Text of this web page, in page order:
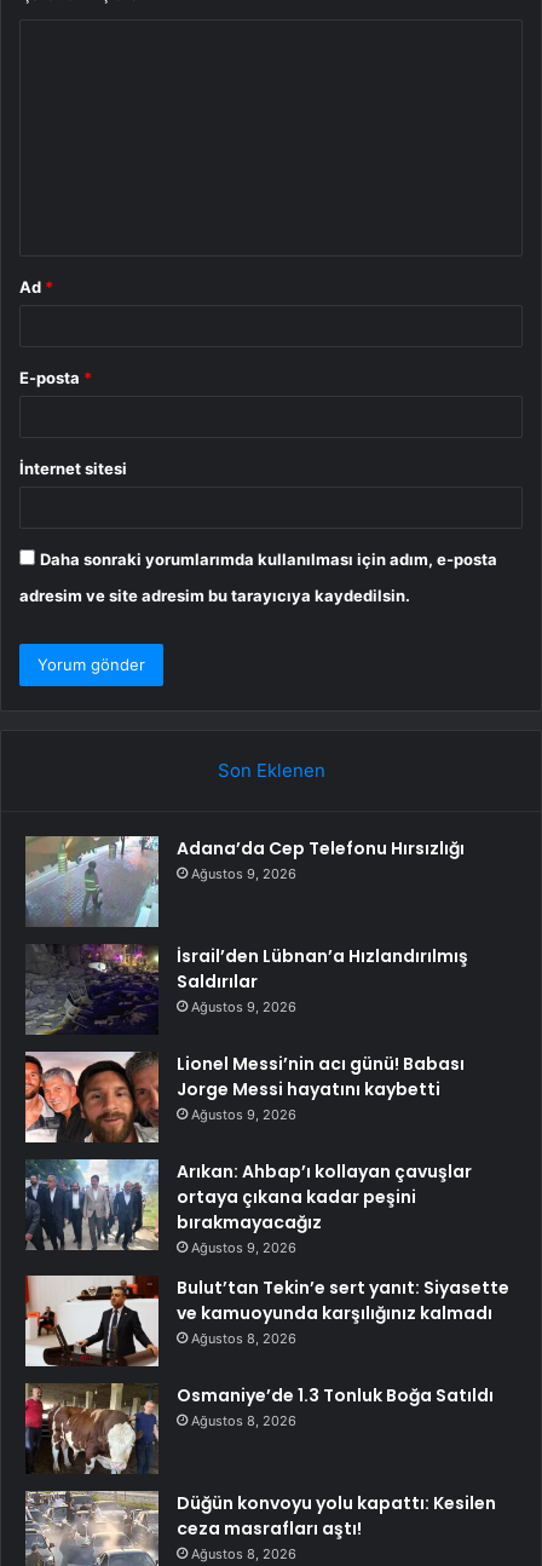
Ad *
E-posta *
İnternet sitesi
Daha sonraki yorumlarımda kullanılması için adım, e-posta
adresim ve site adresim bu tarayıcıya kaydedilsin.
Son Eklenen
Adana’da Cep Telefonu Hırsızlığı
Ağustos 9, 2026
İsrail’den Lübnan’a Hızlandırılmış
Saldırılar
Ağustos 9, 2026
Lionel Messi’nin acı günü! Babası
Jorge Messi hayatını kaybetti
Ağustos 9, 2026
Arıkan: Ahbap’ı kollayan çavuşlar
ortaya çıkana kadar peşini
bırakmayacağız
Ağustos 9, 2026
Bulut’tan Tekin’e sert yanıt: Siyasette
ve kamuoyunda karşılığınız kalmadı
Ağustos 8, 2026
Osmaniye’de 1.3 Tonluk Boğa Satıldı
Ağustos 8, 2026
Düğün konvoyu yolu kapattı: Kesilen
ceza masrafları aştı!
Ağustos 8, 2026